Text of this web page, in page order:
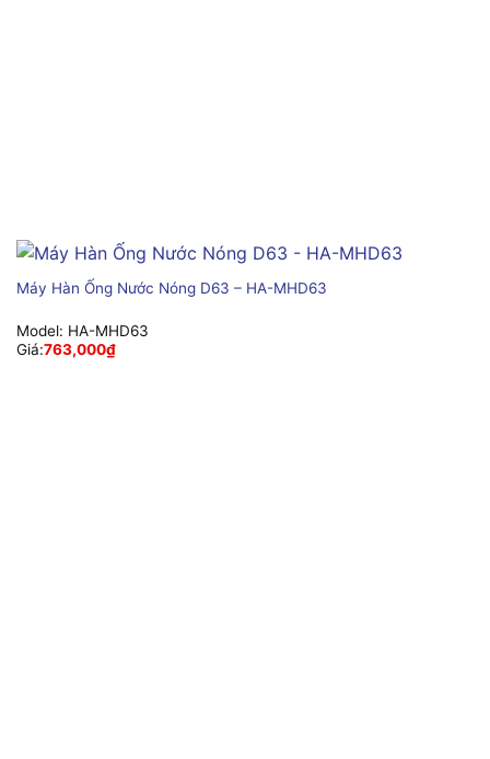
Máy Hàn Ống Nước Nóng D63 – HA-MHD63
Model: HA-MHD63
Giá:763,000₫